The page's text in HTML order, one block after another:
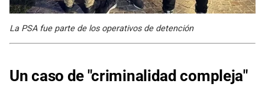
La PSA fue parte de los operativos de detención
Un caso de "criminalidad compleja"